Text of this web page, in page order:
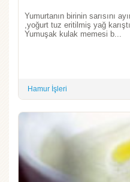
Yumurtanın birinin sarısını
,yoğurt tuz eritilmiş yağ
Yumuşak kulak memesi b...
Hamur İşleri